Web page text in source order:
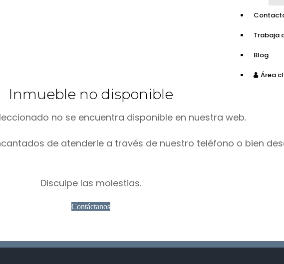
Trabaja
Blog
Área
Inmueble no disponible
no se encuentra disponible en nuestra web.
de atenderle a través de nuestro teléfono o bien
Disculpe las molestias.
Contáctanos